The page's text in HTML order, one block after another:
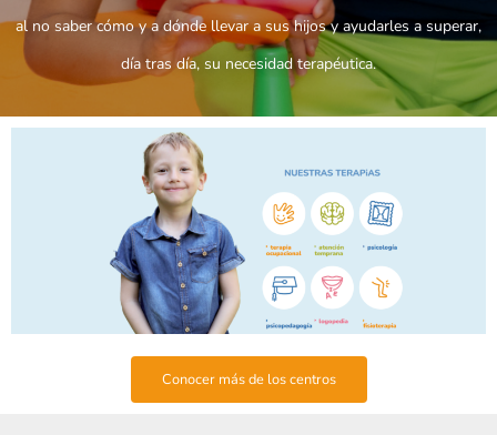
al no saber cómo y a dónde llevar a sus hijos y ayudarles a superar,
día tras día, su necesidad terapéutica.
Conocer más de los centros